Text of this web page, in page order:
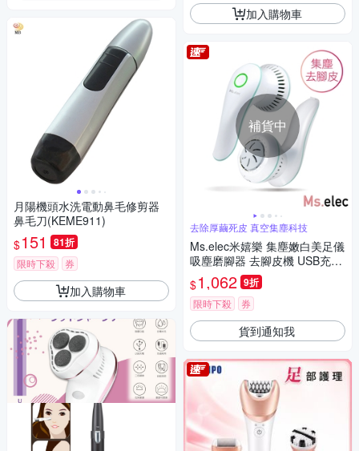
月陽機頭水洗電動鼻毛修剪器
鼻毛刀(KEME911)
$151 81折
限時下殺 券
加入購物車
加入購物車
補貨中
去除厚繭死皮 真空集塵科技
Ms.elec米嬉樂 集塵嫩白美足儀
吸塵磨腳器 去腳皮機 USB充電
去除厚繭
$1,062 9折
限時下殺 券
貨到通知我